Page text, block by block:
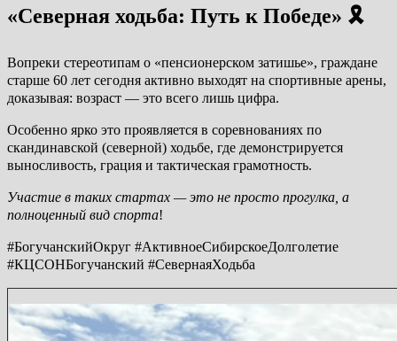
«Северная ходьба: Путь к Победе» 🎗
Вопреки стереотипам о «пенсионерском затишье», граждане
старше 60 лет сегодня активно выходят на спортивные арены,
доказывая: возраст — это всего лишь цифра.
Особенно ярко это проявляется в соревнованиях по
скандинавской (северной) ходьбе, где демонстрируется
выносливость, грация и тактическая грамотность.
Участие в таких стартах — это не просто прогулка, а
полноценный вид спорта!
#БогучанскийОкруг #АктивноеСибирскоеДолголетие
#КЦСОНБогучанский #СевернаяХодьба